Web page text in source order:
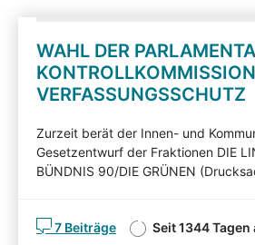
WAHL DER
VERFASSUNGSSCHUTZ
Zurzeit berät der Innen- und
Gesetzentwurf der Fraktionen DIE
BÜNDNIS 90/DIE GRÜNEN
Ihren Beiträgen, Ihren
7 Beiträge Seit 1344